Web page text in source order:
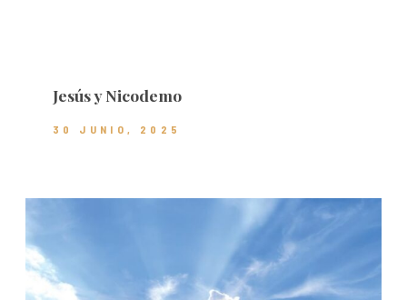
Jesús y Nicodemo
30 JUNIO, 2025